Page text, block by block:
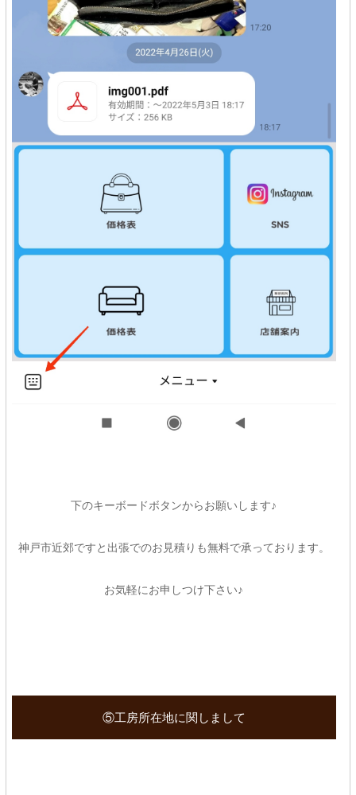
下のキーボードボタンからお願いします♪
神戸市近郊ですと出張でのお見積りも無料で承っております。
お気軽にお申しつけ下さい♪
⑤工房所在地に関しまして